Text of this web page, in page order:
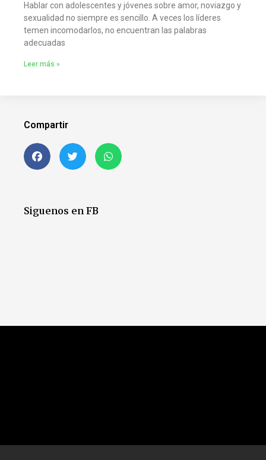
Hablar con adolescentes y jóvenes sobre amor, noviazgo y
sexualidad no siempre es sencillo. A veces los líderes
temen incomodarlos, no encuentran las palabras
adecuadas
Leer más »
Compartir
Siguenos en FB